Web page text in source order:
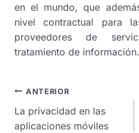
en el mundo, que
nivel contractual para
proveedores de
tratamiento de información.
Navegación
de
entradas
ANTERIOR
La privacidad en las
aplicaciones móviles